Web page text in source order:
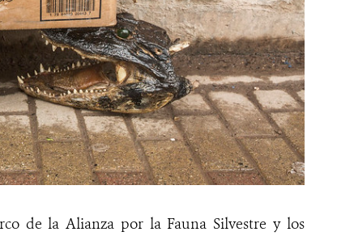
de la Alianza por la Fauna Silvestre y los